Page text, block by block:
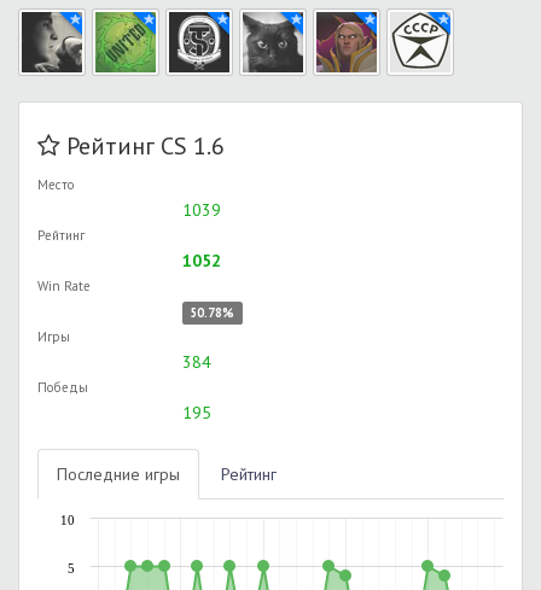
Рейтинг CS 1.6
Место
1039
Рейтинг
1052
Win Rate
50.78%
Игры
384
Победы
195
Последние игры Рейтинг
5
10